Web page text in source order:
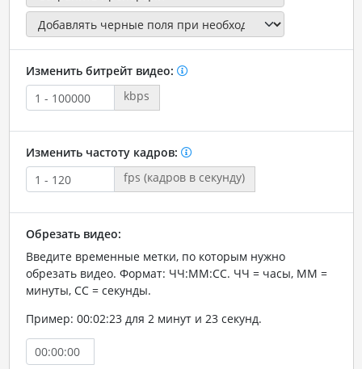
Изменить битрейт видео:
kbps
Изменить частоту кадров:
fps (кадров в секунду)
Обрезать видео:
Введите временные метки, по которым нужно
обрезать видео. Формат: ЧЧ:ММ:СС. ЧЧ = часы, ММ =
минуты, СС = секунды.
Пример: 00:02:23 для 2 минут и 23 секунд.